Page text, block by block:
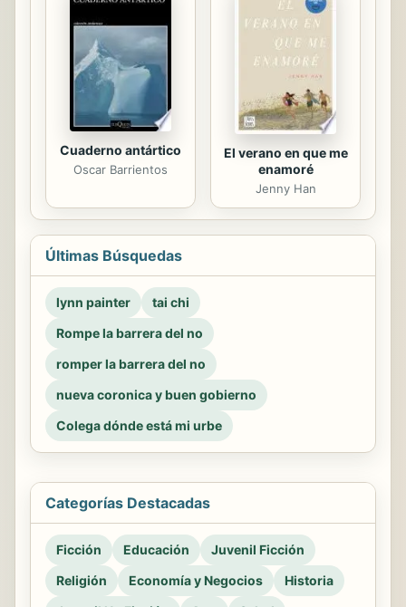
Cuaderno antártico
Oscar Barrientos
El verano en que me
enamoré
Jenny Han
Últimas Búsquedas
lynn painter
tai chi
Rompe la barrera del no
romper la barrera del no
nueva coronica y buen gobierno
Colega dónde está mi urbe
Categorías Destacadas
Ficción Educación
Juvenil Ficción
Religión
Economía y Negocios
Historia